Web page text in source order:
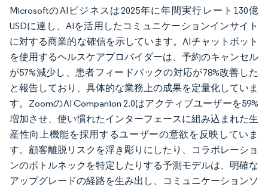
MicrosoftのAIビジネスは2025年に年間実行レート130億
USDに達し、AIを活用したコミュニケーションインサイト
に対する商業的な確信を示しています。AIチャットボット
を使用するヘルスケアプロバイダーは、予約のキャンセル
が57%減少し、患者フィードバックの対応が78%改善した
と報告しており、具体的な業務上の成果を定量化していま
す。ZoomのAI Companion 2.0はアクティブユーザーを59%
増加させ、使い慣れたインターフェースに組み込まれた生
産性向上機能を採用するユーザーの意欲を反映していま
す。顧客離脱リスクを浮き彫りにしたり、コラボレーショ
ンのボトルネックを特定したりする予測モデルは、明確な
アップグレードの経路を生み出し、コミュニケーションソ